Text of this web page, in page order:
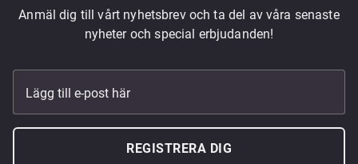
Anmäl dig till vårt nyhetsbrev och ta del av våra senaste
nyheter och special erbjudanden!
Lägg till e-post här
REGISTRERA DIG